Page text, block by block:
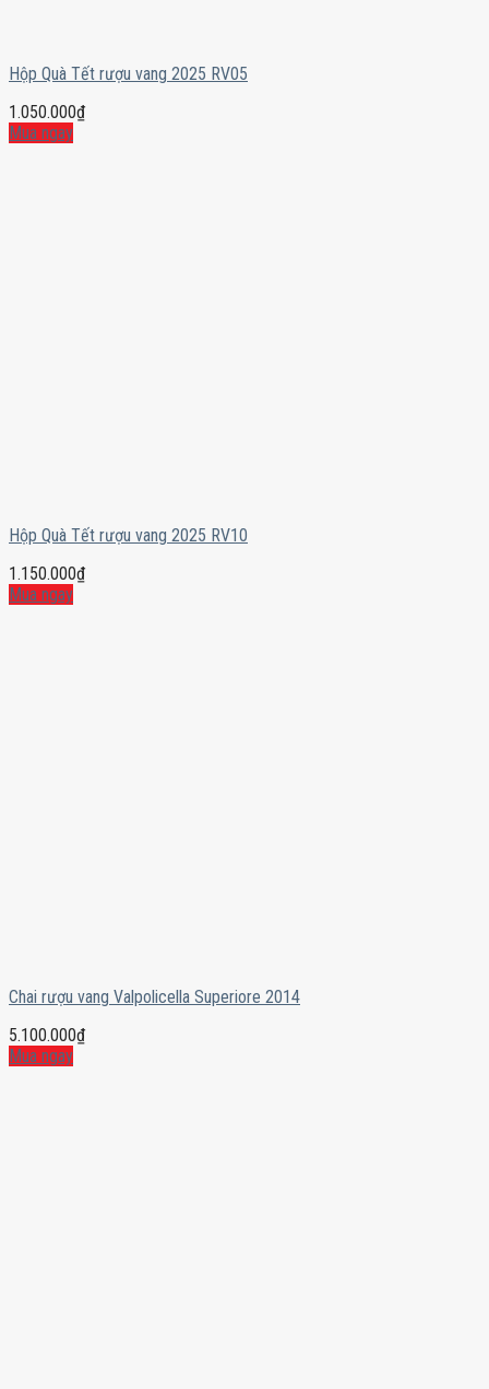
Hộp Quà Tết rượu vang 2025 RV05
1.050.000₫
Mua ngay
Hộp Quà Tết rượu vang 2025 RV10
1.150.000₫
Mua ngay
Chai rượu vang Valpolicella Superiore 2014
5.100.000₫
Mua ngay